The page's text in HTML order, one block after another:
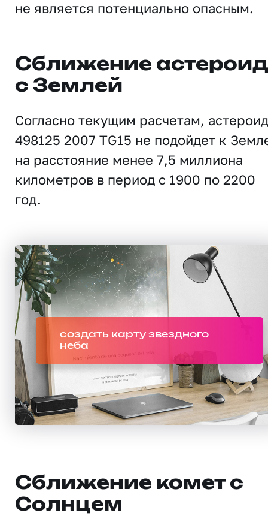
не является потенциально опасным.
Сближение
с Землей
Согласно текущим расчетам, астероид
498125 2007 TG15 не подойдет к
на расстояние менее 7,5 миллиона
километров в период с 1900 по 2200
год.
создать карту звездного
неба
Сближение комет с
Солнцем